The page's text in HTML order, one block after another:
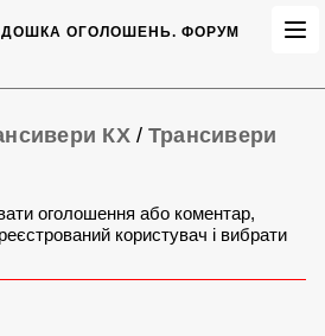
ДОШКА ОГОЛОШЕНЬ. ФОРУМ
КХ/ Трансивери
оголошення або коментар,
користувач і вибрати